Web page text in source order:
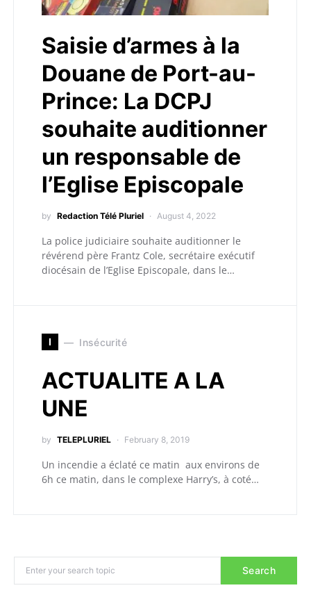
Saisie d’armes à la
Douane de Port-au-
Prince: La DCPJ
souhaite auditionner
un responsable de
l’Eglise Episcopale
by Redaction Télé Pluriel August 4, 2022
La police judiciaire souhaite auditionner le
révérend père Frantz Cole, secrétaire exécutif
diocésain de l’Eglise Episcopale, dans le…
I Insécurité
ACTUALITE A LA
UNE
by TELEPLURIEL February 8, 2019
Un incendie a éclaté ce matin aux environs de
6h ce matin, dans le complexe Harry’s, à coté…
Search